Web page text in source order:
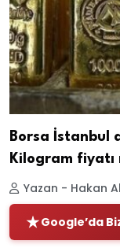
Borsa İstanbul
Kilogram
Yazan - Hakan
Google’da